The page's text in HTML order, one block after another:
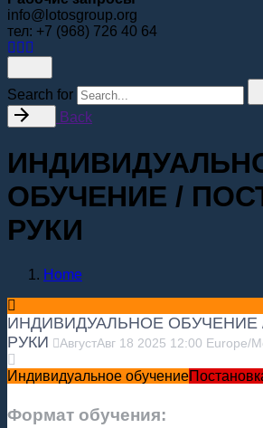
info@lotosgroup.org
тел: +7 (968) 726 40 64
Search for
Back
ОБУЧЕНИЕ /
РУКИ
Home
ИНДИВИДУАЛЬНОЕ ОБУЧЕНИЕ
РУКИ
АвгустАвг 18 2025 12:00 Europe/
Индивидуальное обучение
Формат обучения: